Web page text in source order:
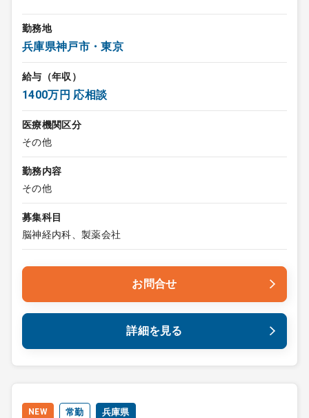
勤務地
兵庫県神戸市・東京
給与（年収）
1400万円 応相談
医療機関区分
その他
勤務内容
その他
募集科目
脳神経内科、製薬会社
お問合せ
詳細を見る
NEW 常勤 兵庫県